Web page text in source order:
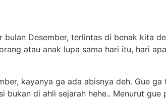
Desember, terlintas di benak kita
atau anak lupa sama hari itu, hari
kayanya ga ada abisnya deh. Gue
bukan di ahli sejarah hehe.. Menurut